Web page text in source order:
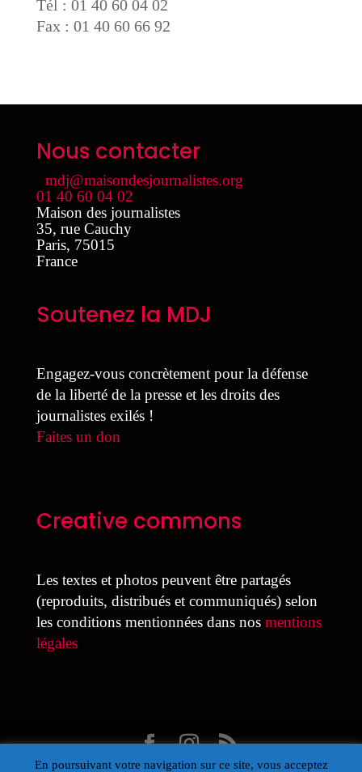
Tél : 01 40 60 04 02
Fax : 01 40 60 66 92
Nous contacter
mdj@maisondesjournalistes.org
01 40 60 04 02
Maison des journalistes
35, rue Cauchy
Paris, 75015
France
Soutenez la MDJ
Engagez-vous concrètement pour la défense
de la liberté de la presse et les droits des
journalistes exilés !
Faites un don
Creative commons
Les textes et photos peuvent être partagés
(reproduits, distribués et communiqués) selon
les conditions mentionnées dans nos mentions
légales
En poursuivant votre navigation sur ce site, vous acceptez